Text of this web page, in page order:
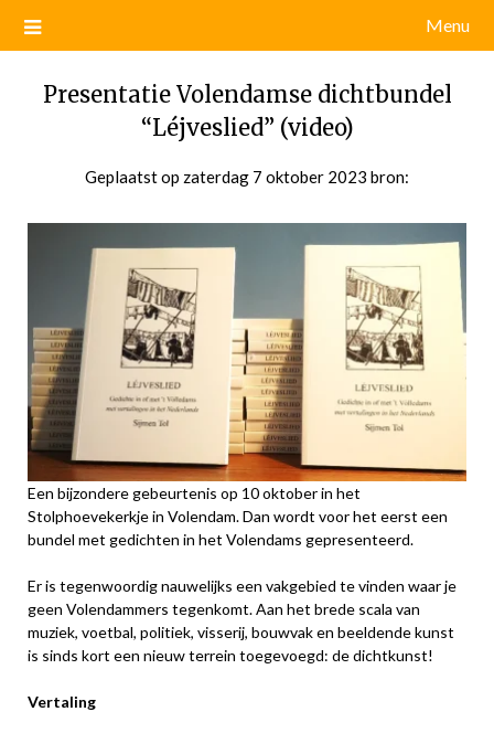
Menu
Presentatie Volendamse dichtbundel
“Léjveslied” (video)
Geplaatst op zaterdag 7 oktober 2023 door
bron:
Een bijzondere gebeurtenis op 10 oktober in het
Stolphoevekerkje in Volendam. Dan wordt voor het eerst een
bundel met gedichten in het Volendams gepresenteerd.
Er is tegenwoordig nauwelijks een vakgebied te vinden waar je
geen Volendammers tegenkomt. Aan het brede scala van
muziek, voetbal, politiek, visserij, bouwvak en beeldende kunst
is sinds kort een nieuw terrein toegevoegd: de dichtkunst!
Vertaling